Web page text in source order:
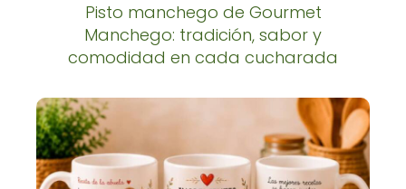
Pisto manchego de Gourmet
Manchego: tradición, sabor y
comodidad en cada cucharada